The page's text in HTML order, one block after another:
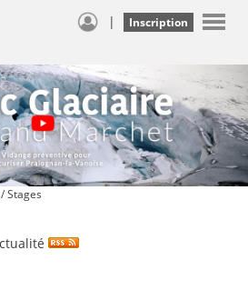
| Inscription
Stages